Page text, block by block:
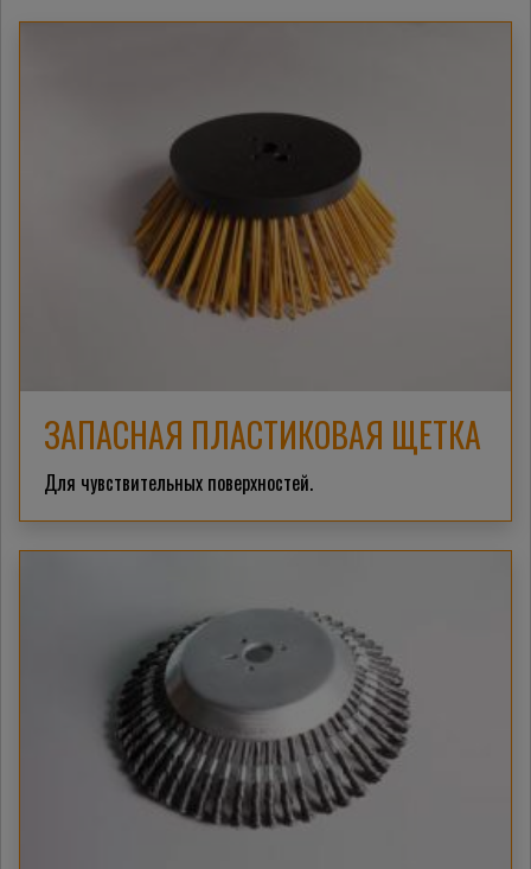
ЗАПАСНАЯ ПЛАСТИКОВАЯ ЩЕТКА
Для чувствительных поверхностей.